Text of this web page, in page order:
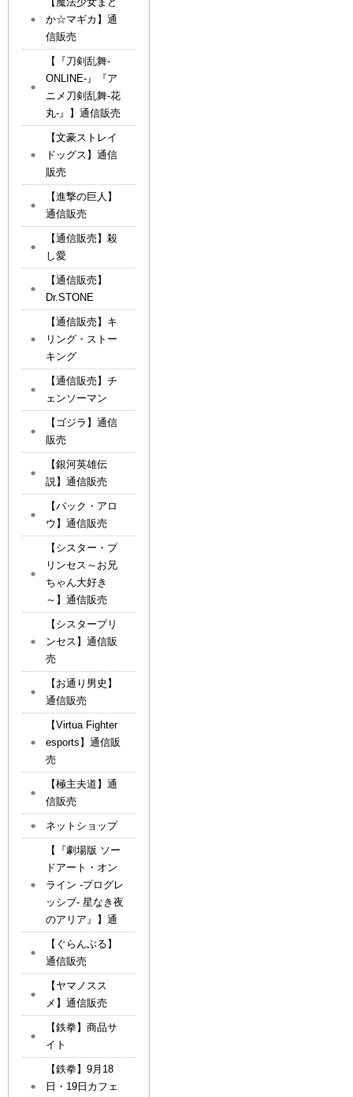
か☆マギカ】通
信販売
【『刀剣乱舞-
ONLINE-』『ア
ニメ刀剣乱舞-花
丸-』】通信販売
【文豪ストレイ
ドッグス】通信
販売
【進撃の巨人】
通信販売
【通信販売】殺
し愛
【通信販売】
Dr.STONE
【通信販売】キ
リング・ストー
キング
【通信販売】チ
ェンソーマン
【ゴジラ】通信
販売
【銀河英雄伝
説】通信販売
【バック・アロ
ウ】通信販売
【シスター・プ
リンセス～お兄
ちゃん大好き
～】通信販売
【シスタープリ
ンセス】通信販
売
【お通り男史】
通信販売
【Virtua Fighter
esports】通信販
売
【極主夫道】通
信販売
ネットショップ
【『劇場版 ソー
ドアート・オン
ライン -プログレ
ッシブ- 星なき夜
のアリア』】通
【ぐらんぶる】
通信販売
【ヤマノスス
メ】通信販売
【鉄拳】商品サ
イト
【鉄拳】9月18
日・19日カフェ